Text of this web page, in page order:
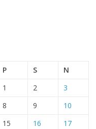
P S
N
1
2
3
8 9
10
15 16
17